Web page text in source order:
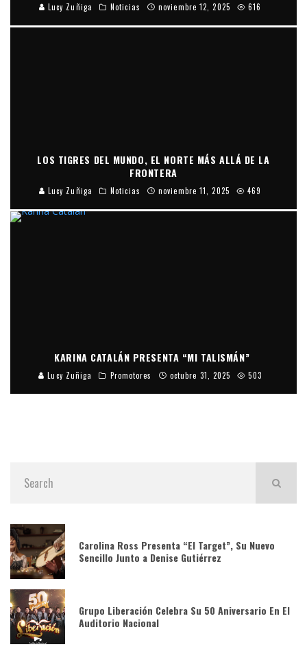
Lucy Zuñiga Noticias noviembre 12, 2025 616
LOS TIGRES DEL MUNDO, EL NORTE MÁS ALLÁ DE LA
FRONTERA
Lucy Zuñiga Noticias noviembre 11, 2025 469
KARINA CATALÁN PRESENTA “MI TALISMÁN”
Lucy Zuñiga Promotores octubre 31, 2025 503
Carolina Ross Presenta “El Target”, Su Nuevo
Sencillo Junto a Denise Gutiérrez
Grupo Liberación Celebra Su 50 Aniversario En El
Auditorio Nacional